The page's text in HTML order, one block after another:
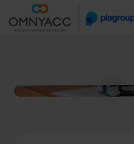
Vestigingen